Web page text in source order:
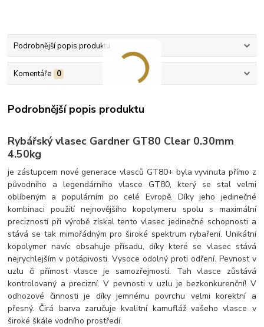
Podrobnější popis produktu
Komentáře 0
Podrobnější popis produktu
Rybářský vlasec Gardner GT80 Clear 0.30mm
4.50kg
je zástupcem nové generace vlasců GT80+ byla vyvinuta přímo z
původního a legendárního vlasce GT80, který se stal velmi
oblíbeným a populárním po celé Evropě. Díky jeho jedinečné
kombinaci použití nejnovějšího kopolymeru spolu s maximální
precizností při výrobě získal tento vlasec jedinečné schopnosti a
stává se tak mimořádným pro široké spektrum rybaření. Unikátní
kopolymer navíc obsahuje přísadu, díky které se vlasec stává
nejrychlejším v potápivosti. Vysoce odolný proti odření. Pevnost v
uzlu či přímost vlasce je samozřejmostí. Tah vlasce zůstává
kontrolovaný a precizní. V pevnosti v uzlu je bezkonkurenční! V
odhozové činnosti je díky jemnému povrchu velmi korektní a
přesný. Čirá barva zaručuje kvalitní kamufláž vašeho vlasce v
široké škále vodního prostředí.